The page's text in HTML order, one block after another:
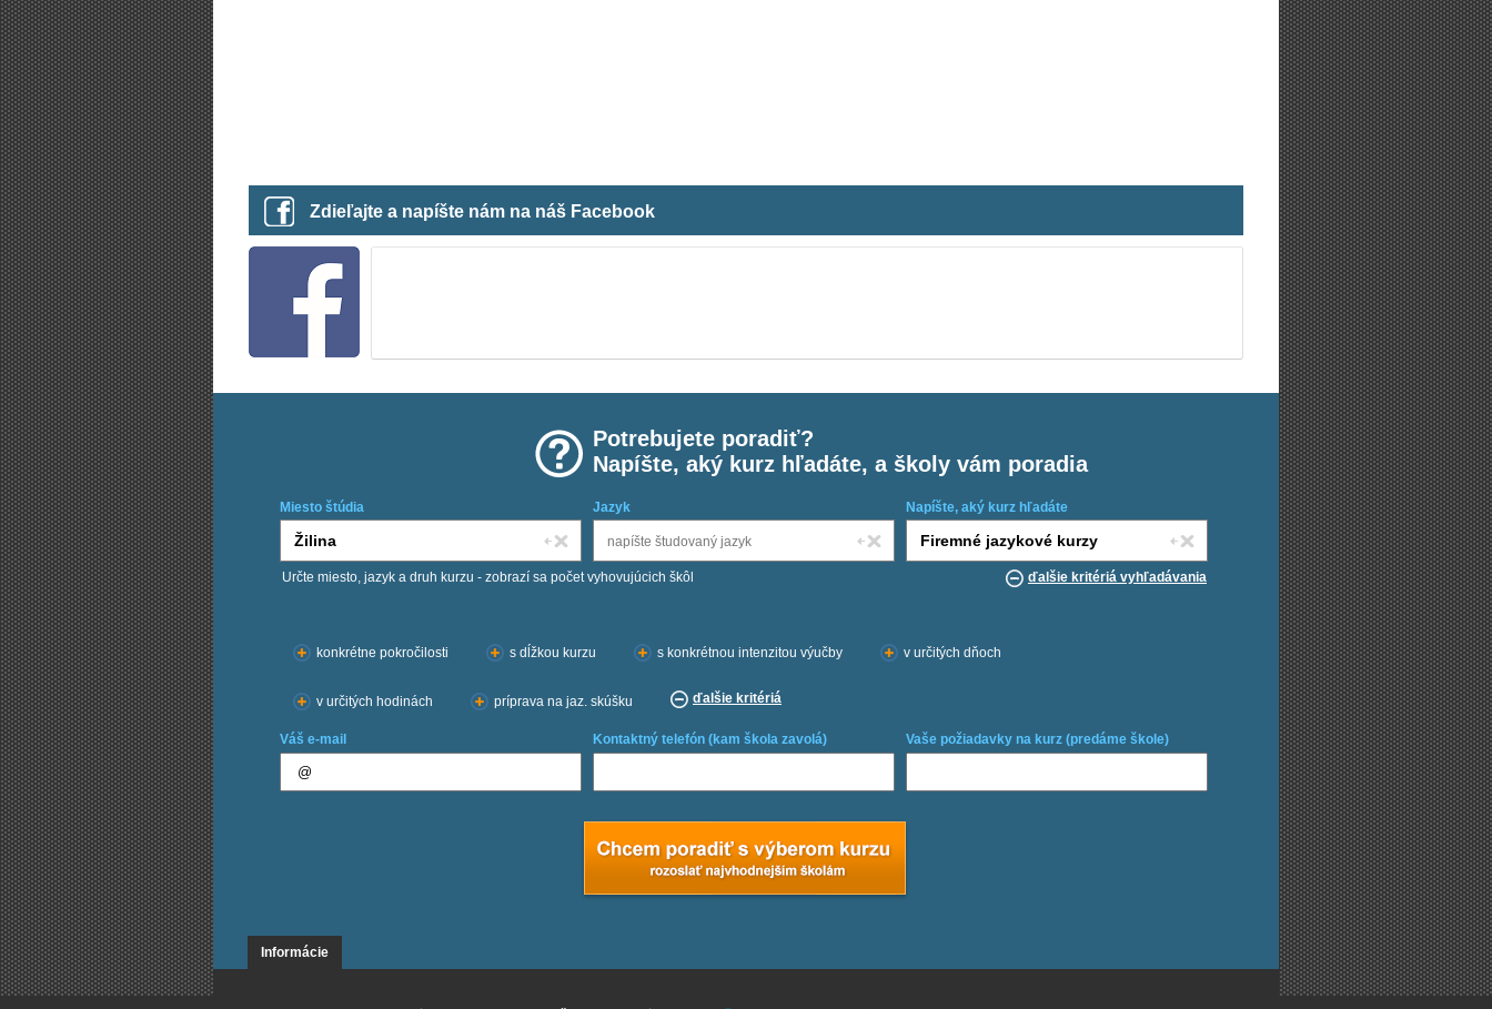
Zdieľajte a napíšte nám na náš Facebook
Potrebujete poradiť?
Napíšte, aký kurz hľadáte, a školy vám poradia
Miesto štúdia Jazyk Napíšte, aký kurz hľadáte
Určte miesto, jazyk a druh kurzu - zobrazí sa počet vyhovujúcich škôl ďalšie kritériá vyhľadávania
konkrétne pokročilosti
s dĺžkou kurzu s konkrétnou intenzitou výučby v určitých dňoch
v určitých hodinách príprava na jaz. skúšku ďalšie kritériá
Váš e-mail Kontaktný telefón (kam škola zavolá) Vaše požiadavky na kurz (predáme škole)
Informácie